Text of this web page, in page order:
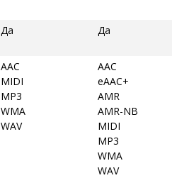
Да Да
AAC
MIDI
MP3
WMA
WAV
AAC
eAAC+
AMR
AMR-NB
MIDI
MP3
WMA
WAV